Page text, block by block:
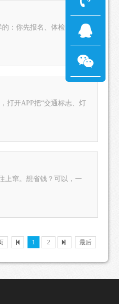
：你先报名、体检、面
打开APP把“交通标志、灯
上窜。想省钱？可以，一
1 2 最后